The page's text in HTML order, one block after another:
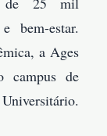
bem-estar.
a Ages
campus de